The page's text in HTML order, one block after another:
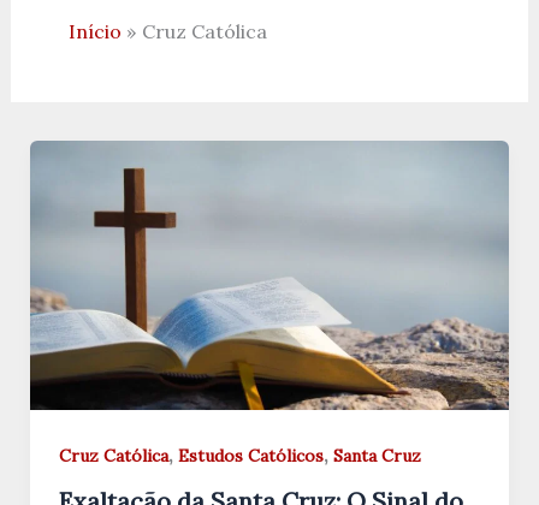
Início Cruz Católica
Cruz Católica, Estudos Católicos, Santa Cruz